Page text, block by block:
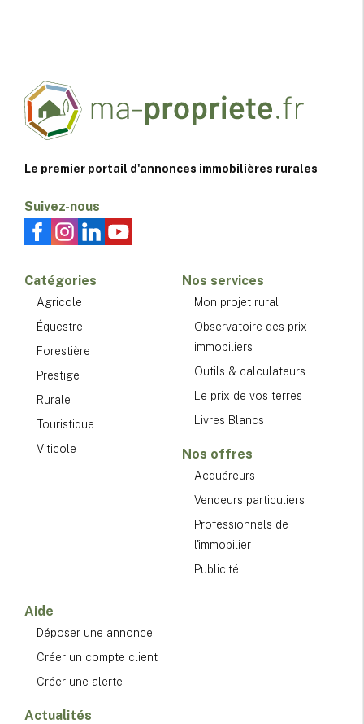
Le premier portail d'annonces immobilières rurales
Suivez-nous
Catégories
Agricole
Équestre
Forestière
Prestige
Rurale
Touristique
Viticole
Nos services
Mon projet rural
Observatoire des prix
immobiliers
Outils & calculateurs
Le prix de vos terres
Livres Blancs
Nos offres
Acquéreurs
Vendeurs particuliers
Professionnels de
l'immobilier
Publicité
Aide
Déposer une annonce
Créer un compte client
Créer une alerte
Actualités